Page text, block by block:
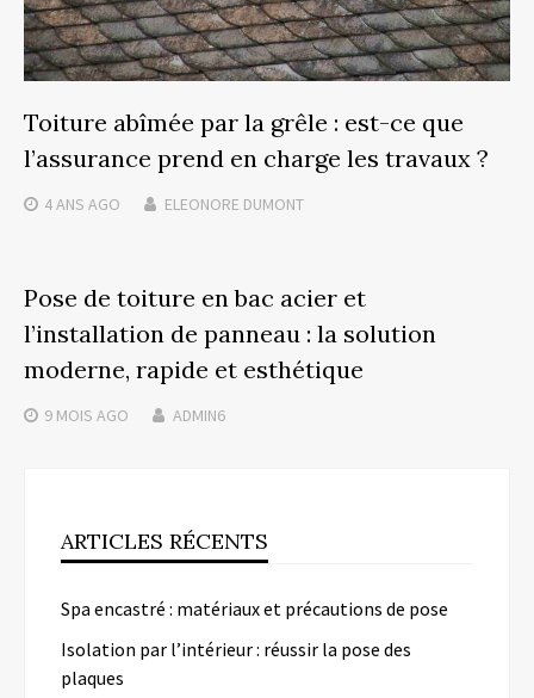
Toiture abîmée par la grêle : est-ce que
l’assurance prend en charge les travaux ?
4 ANS AGO ELEONORE DUMONT
Pose de toiture en bac acier et
l’installation de panneau : la solution
moderne, rapide et esthétique
9 MOIS AGO ADMIN6
ARTICLES RÉCENTS
Spa encastré : matériaux et précautions de pose
Isolation par l’intérieur : réussir la pose des
plaques